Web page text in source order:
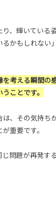
、輝いている
かもしれない
を考える瞬間の
ことです。
、その気持ち
重要です。
問題が再発す